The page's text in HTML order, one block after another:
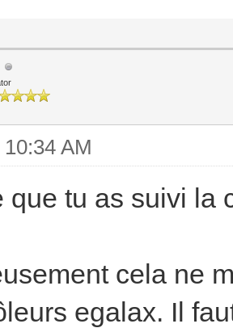
AM
que tu as suivi la
cela ne
egalax. Il